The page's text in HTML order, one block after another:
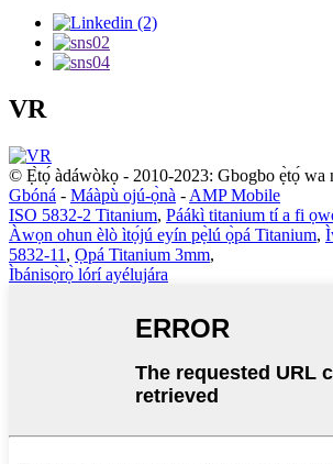
VR
© Ẹ̀tọ́ àdáwòkọ - 2010-2023: Gbogbo ẹ̀tọ́ wa
Gbóná - Máàpù ojú-ọ̀nà - AMP Mobile
ISO 5832-2 Titanium, Páákì titanium tí a fi
Àwọn ohun èlò ìtọ́jú eyín pẹ̀lú ọ̀pá Titanium,
5832-11 , Ọpá Titanium 3mm,
Ìbánisọ̀rọ̀ lórí ayélujára